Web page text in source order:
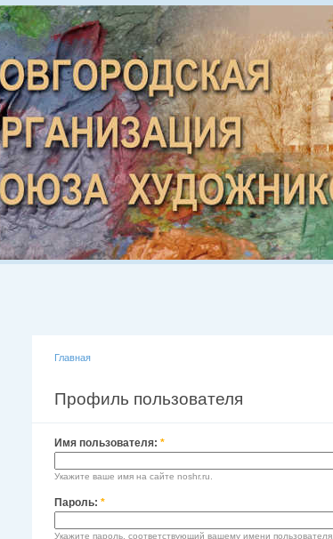
Главная
Профиль пользователя
Имя пользователя: *
Укажите ваше имя на сайте noshr.ru.
Пароль: *
Укажите пароль, соответствующий вашему имени пользователя.